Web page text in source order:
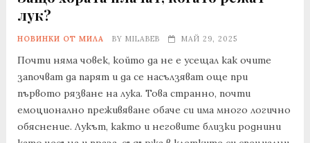
лук?
НОВИНКИ ОТ МИЛА BY MILABEB МАЙ 29, 2025
Почти няма човек, който да не е усещал как очите
започват да парят и да се насълзяват още при
първото рязване на лука. Това странно, почти
емоционално преживяване обаче си има много логично
обяснение. Лукът, както и неговите близки роднини